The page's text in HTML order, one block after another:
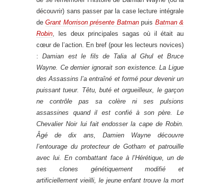
découvrir) sans passer par la case lecture intégrale
deGrant Morrison présente Batmanpuis Batman &
Robin , les deux principales sagas où il était au
cœur de l’action. En bref (pour les lecteurs novices)
:Damian est le fils de Talia al Ghul et Bruce
Wayne. Ce dernier ignorait son existence. La Ligue
des Assassins l’a entraîné et formé pour devenir un
puissant tueur. Têtu, buté et orgueilleux, le garçon
ne contrôle pas sa colère ni ses pulsions
assassines quand il est confié à son père. Le
Chevalier Noir lui fait endosser la cape de Robin.
Âgé de dix ans, Damien Wayne découvre
l’entourage du protecteur de Gotham et patrouille
avec lui. En combattant face à l’Hérétique, un de
ses clones génétiquement modifié et
artificiellement vieilli, le jeune enfant trouve la mort